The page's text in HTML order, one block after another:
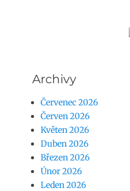
Archivy
Červenec 2026
Červen 2026
Květen 2026
Duben 2026
Březen 2026
Únor 2026
Leden 2026